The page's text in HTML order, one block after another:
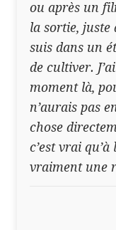
ou après un
la sortie, juste
suis dans un
de cultiver.
moment là,
n’aurais pas
chose
c’est vrai
vraiment une